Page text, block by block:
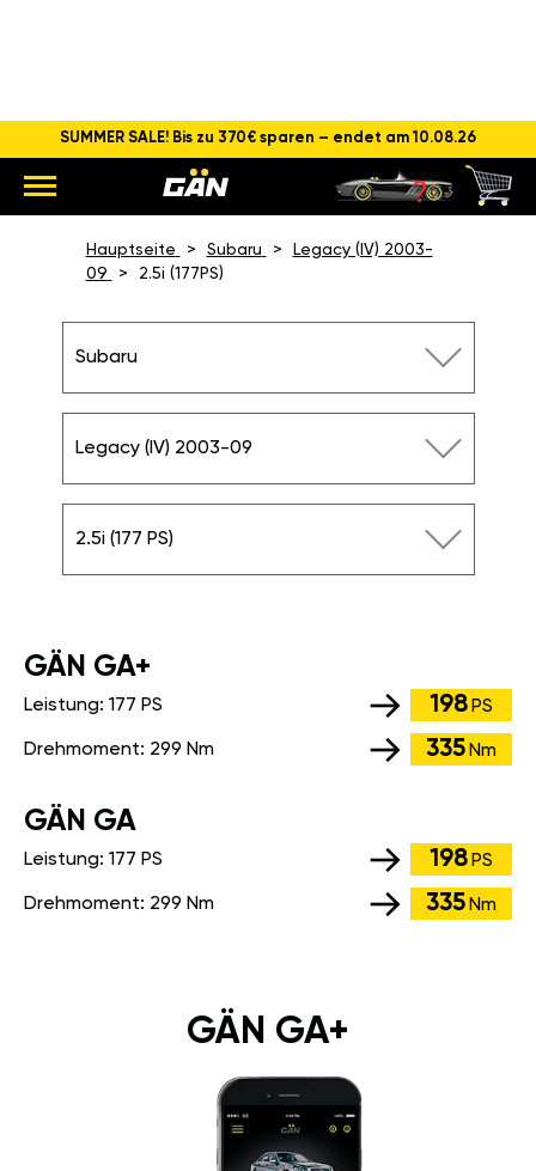
CHIPTUNING SUBARU
LEGACY 2.5I (177 PS)
Hauptseite Subaru
Legacy (IV) 2003-
09
2.5i (177PS)
Subaru
Legacy (IV) 2003-09
2.5i (177 PS)
GÄN GA+
Leistung: 177 PS 198 PS
Drehmoment: 299 Nm 335 Nm
GÄN GA
Leistung: 177 PS 198 PS
Drehmoment: 299 Nm 335 Nm
GÄN GA+